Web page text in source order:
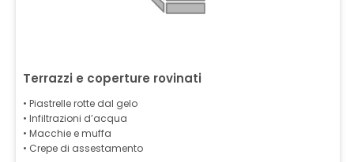
Terrazzi e coperture rovinati
• Piastrelle rotte dal gelo
• Infiltrazioni d’acqua
• Macchie e muffa
• Crepe di assestamento